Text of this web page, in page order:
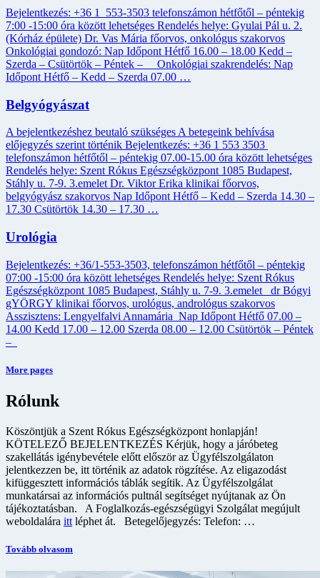
Bejelentkezés: +36 1 553-3503 telefonszámon hétfőtől – péntekig
7:00 -15:00 óra között lehetséges Rendelés helye: Gyulai Pál u. 2.
(Kórház épülete) Dr. Vas Mária főorvos, onkológus szakorvos
Onkológiai gondozó: Nap Időpont Hétfő 16.00 – 18.00 Kedd –
Szerda – Csütörtök – Péntek – Onkológiai szakrendelés: Nap
Időpont Hétfő – Kedd – Szerda 07.00 …
Belgyógyászat
A bejelentkezéshez beutaló szükséges A betegeink behívása
előjegyzés szerint történik Bejelentkezés: +36 1 553 3503
telefonszámon hétfőtől – péntekig 07.00-15.00 óra között lehetséges
Rendelés helye: Szent Rókus Egészségközpont 1085 Budapest,
Stáhly u. 7-9. 3.emelet Dr. Viktor Erika klinikai főorvos,
belgyógyász szakorvos Nap Időpont Hétfő – Kedd – Szerda 14.30 –
17.30 Csütörtök 14.30 – 17.30 …
Urológia
Bejelentkezés: +36/1-553-3503, telefonszámon hétfőtől – péntekig
07:00 -15:00 óra között lehetséges Rendelés helye: Szent Rókus
Egészségközpont 1085 Budapest, Stáhly u. 7-9. 3.emelet dr Bógyi
gYÖRGY klinikai főorvos, urológus, andrológus szakorvos
Asszisztens: Lengyelfalvi Annamária Nap Időpont Hétfő 07.00 –
14.00 Kedd 17.00 – 12.00 Szerda 08.00 – 12.00 Csütörtök – Péntek
–
More pages
Rólunk
Köszöntjük a Szent Rókus Egészségközpont honlapján!
KÖTELEZŐ BEJELENTKEZÉS Kérjük, hogy a járóbeteg
szakellátás igénybevétele előtt először az Ügyfélszolgálaton
jelentkezzen be, itt történik az adatok rögzítése. Az eligazodást
kifüggesztett információs táblák segítik. Az Ügyfélszolgálat
munkatársai az információs pultnál segítséget nyújtanak az Ön
tájékoztatásban. A Foglalkozás-egészségügyi Szolgálat megújult
weboldalára itt léphet át. Betegelőjegyzés: Telefon: …
Tovább olvasom